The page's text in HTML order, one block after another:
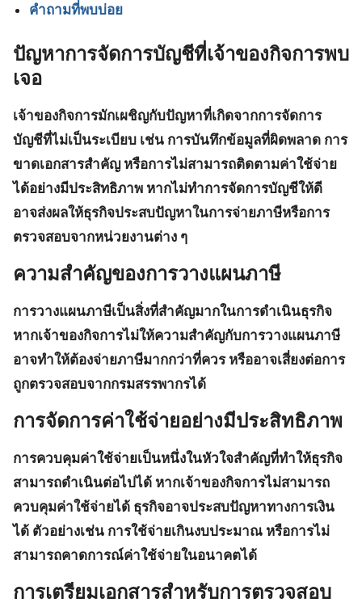
คำถามที่พบบ่อย
ปัญหาการจัดการบัญชีที่เจ้าของกิจการพบ
เจอ
เจ้าของกิจการมักเผชิญกับปัญหาที่เกิดจากการจัดการ
บัญชีที่ไม่เป็นระเบียบ เช่น การบันทึกข้อมูลที่ผิดพลาด การ
ขาดเอกสารสำคัญ หรือการไม่สามารถติดตามค่าใช้จ่าย
ได้อย่างมีประสิทธิภาพ หากไม่ทำการจัดการบัญชีให้ดี
อาจส่งผลให้ธุรกิจประสบปัญหาในการจ่ายภาษีหรือการ
ตรวจสอบจากหน่วยงานต่าง ๆ
ความสำคัญของการวางแผนภาษี
การวางแผนภาษีเป็นสิ่งที่สำคัญมากในการดำเนินธุรกิจ
หากเจ้าของกิจการไม่ให้ความสำคัญกับการวางแผนภาษี
อาจทำให้ต้องจ่ายภาษีมากกว่าที่ควร หรืออาจเสี่ยงต่อการ
ถูกตรวจสอบจากกรมสรรพากรได้
การจัดการค่าใช้จ่ายอย่างมีประสิทธิภาพ
การควบคุมค่าใช้จ่ายเป็นหนึ่งในหัวใจสำคัญที่ทำให้ธุรกิจ
สามารถดำเนินต่อไปได้ หากเจ้าของกิจการไม่สามารถ
ควบคุมค่าใช้จ่ายได้ ธุรกิจอาจประสบปัญหาทางการเงิน
ได้ ตัวอย่างเช่น การใช้จ่ายเกินงบประมาณ หรือการไม่
สามารถคาดการณ์ค่าใช้จ่ายในอนาคตได้
การเตรียมเอกสารสำหรับการตรวจสอบ